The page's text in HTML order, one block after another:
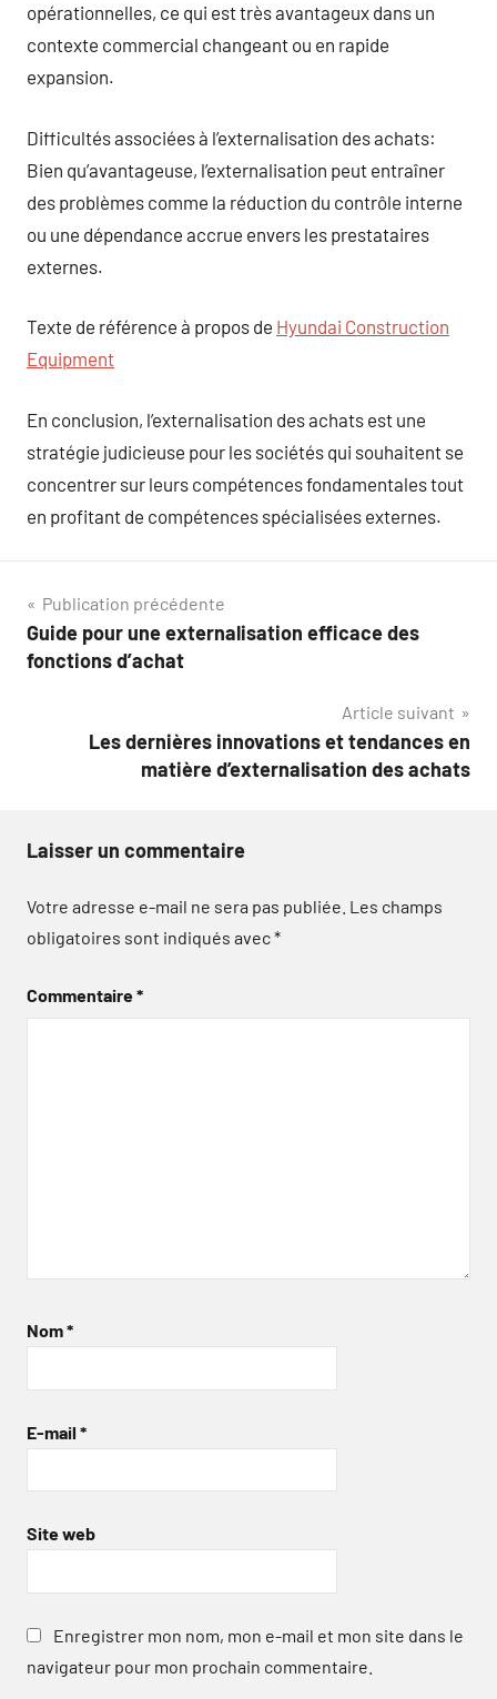
opérationnelles, ce qui est très avantageux dans un
contexte commercial changeant ou en rapide
expansion.
Difficultés associées à l’externalisation des achats:
Bien qu’avantageuse, l’externalisation peut entraîner
des problèmes comme la réduction du contrôle interne
ou une dépendance accrue envers les prestataires
externes.
Texte de référence à propos de Hyundai Construction
Equipment
En conclusion, l’externalisation des achats est une
stratégie judicieuse pour les sociétés qui souhaitent se
concentrer sur leurs compétences fondamentales tout
en profitant de compétences spécialisées externes.
Navigation
de
Publication précédente
Guide pour une externalisation efficace des
fonctions d’achat
Article suivant
Les dernières innovations et tendances en
matière d’externalisation des achats
Laisser un commentaire
Votre adresse e-mail ne sera pas publiée. Les champs
obligatoires sont indiqués avec*
Commentaire*
Nom*
E-mail *
Site web
Enregistrer mon nom, mon e-mail et mon site dans le
navigateur pour mon prochain commentaire.